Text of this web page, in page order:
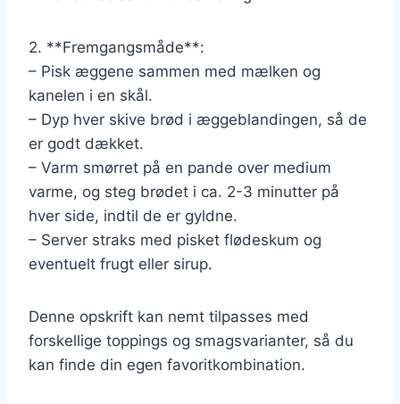
2. **Fremgangsmåde**:
– Pisk æggene sammen med mælken og
kanelen i en skål.
– Dyp hver skive brød i æggeblandingen, så de
er godt dækket.
– Varm smørret på en pande over medium
varme, og steg brødet i ca. 2-3 minutter på
hver side, indtil de er gyldne.
– Server straks med pisket flødeskum og
eventuelt frugt eller sirup.
Denne opskrift kan nemt tilpasses med
forskellige toppings og smagsvarianter, så du
kan finde din egen favoritkombination.